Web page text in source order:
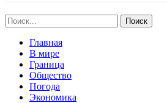
Главная
В мире
Граница
Общество
Погода
Экономика